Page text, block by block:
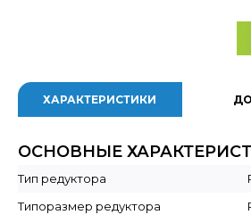
ХАРАКТЕРИСТИКИ
ОСНОВНЫЕ
Тип редуктора
Типоразмер редуктора